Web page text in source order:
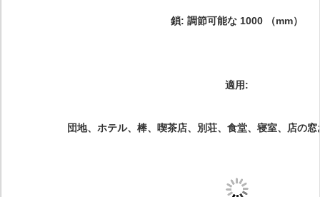
鎖: 調節可能な 1000 （mm）
適用:
団地、ホテル、棒、喫茶店、別荘、食堂、寝室、店の